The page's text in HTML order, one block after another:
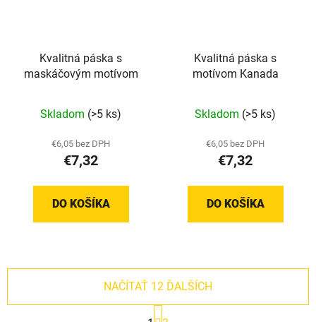
Kvalitná páska s
maskáčovým motívom
Skladom (>5 ks)
€6,05 bez DPH
€7,32
DO KOŠÍKA
Kvalitná páska s
motívom Kanada
hodnotenie
produktu
je
z
Skladom (>5 ks)
€6,05 bez DPH
€7,32
DO KOŠÍKA
NAČÍTAŤ 12 ĎALŠÍCH